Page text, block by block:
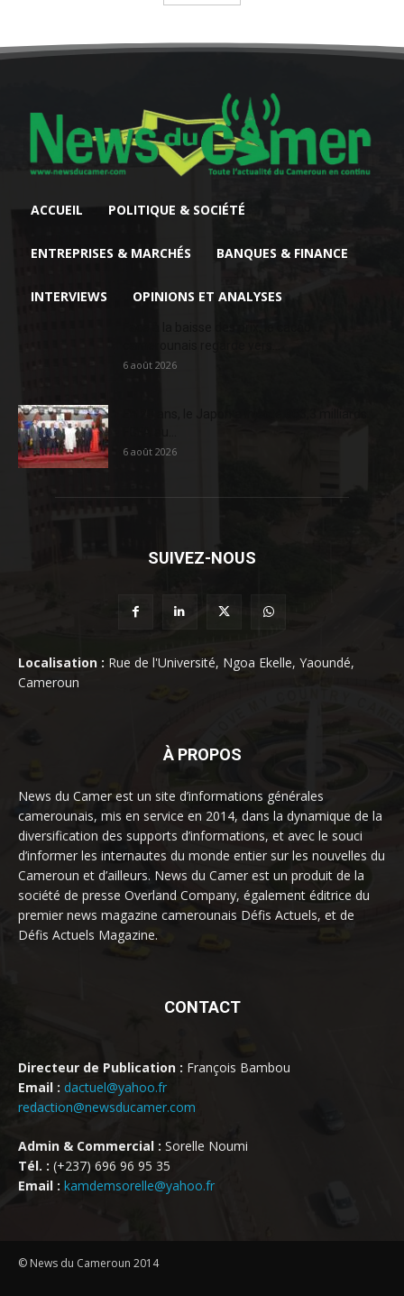
ACCUEIL POLITIQUE & SOCIÉTÉ
ENTREPRISES & MARCHÉS BANQUES & FINANCE
INTERVIEWS OPINIONS ET ANALYSES
6 août 2026
6 août 2026
SUIVEZ-NOUS
Localisation : Rue de l'Université, Ngoa Ekelle, Yaoundé,
Cameroun
À PROPOS
News du Camer est un site d’informations générales
camerounais, mis en service en 2014, dans la dynamique de la
diversification des supports d’informations, et avec le souci
d’informer les internautes du monde entier sur les nouvelles du
Cameroun et d’ailleurs. News du Camer est un produit de la
société de presse Overland Company, également éditrice du
premier news magazine camerounais Défis Actuels, et de
Défis Actuels Magazine.
CONTACT
Directeur de Publication : François Bambou
Email : dactuel@yahoo.fr
redaction@newsducamer.com
Admin & Commercial : Sorelle Noumi
Tél. : (+237) 696 96 95 35
Email : kamdemsorelle@yahoo.fr
© News du Cameroun 2014